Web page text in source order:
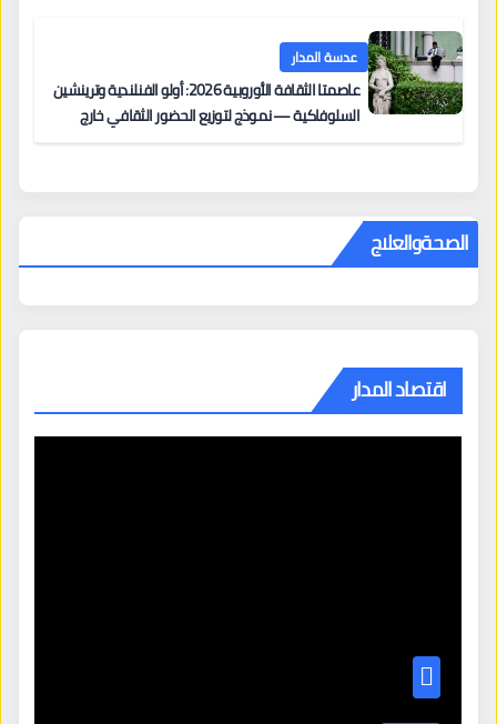
عدسة المدار
عاصمتا الثقافة الأوروبية 2026: أولو الفنلندية وترينشين
السلوفاكية — نموذج لتوزيع الحضور الثقافي خارج
الصحةوالعلاج
اقتصاد المدار